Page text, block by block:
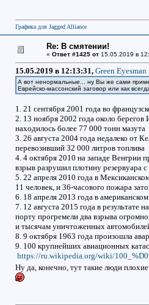
Графика для Jagged Alliance
Re: В смятении!
« Ответ #1425 от15.05.2019 в
15.05.2019 в 12:13:31, Green Eyesman
А вот ненормальные... ну Вы же сами
Еврейско-массонский заговор или как
1. 21 сентября 2001 года во
2. 13 ноября 2002 года около
находилось более 77 000 тонн мазута
3. 26 августа 2004 года недалеко от
перевозивший 32 000 литров топлива
4. 4 октября 2010 на западе Венгрии
взрыв разрушил плотину
5. 22 апреля 2010 года в
11 человек, и 36-часового пожара
6. 18 апреля 2013 года в
7. 12 августа 2015 года в результате
порту прогремели два взрыва
и тысячам уничтоженных
8. 9 октября 1963 года произошла
9. 100 крупнейших авиационных
https://ru.wikipedia.org/wiki/
Ну да, конечно, тут такие люди